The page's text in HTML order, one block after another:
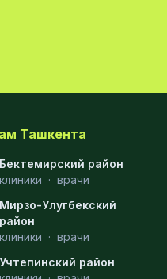
Ташкента
Бектемирский район
клиники · врачи
Мирзо-Улугбекский
район
клиники · врачи
Учтепинский район